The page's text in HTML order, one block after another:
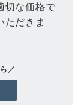
切な価格で
ただきま
／